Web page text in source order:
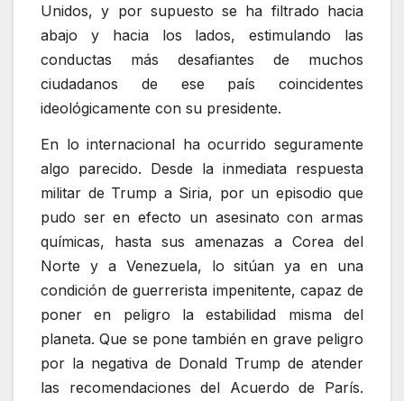
Unidos, y por supuesto se ha filtrado hacia
abajo y hacia los lados, estimulando las
conductas más desafiantes de muchos
ciudadanos de ese país coincidentes
ideológicamente con su presidente.
En lo internacional ha ocurrido seguramente
algo parecido. Desde la inmediata respuesta
militar de Trump a Siria, por un episodio que
pudo ser en efecto un asesinato con armas
químicas, hasta sus amenazas a Corea del
Norte y a Venezuela, lo sitúan ya en una
condición de guerrerista impenitente, capaz de
poner en peligro la estabilidad misma del
planeta. Que se pone también en grave peligro
por la negativa de Donald Trump de atender
las recomendaciones del Acuerdo de París.